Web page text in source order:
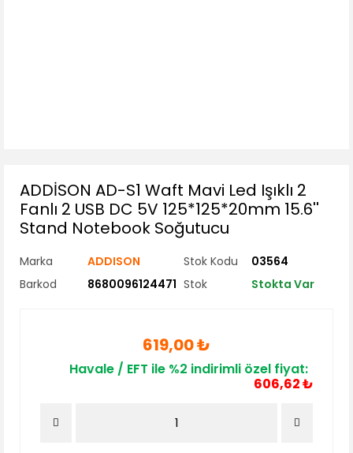
ADDİSON AD-S1 Waft Mavi Led Işıklı 2
Fanlı 2 USB DC 5V 125*125*20mm 15.6''
Stand Notebook Soğutucu
Marka ADDISON Stok Kodu
03564
Barkod
8680096124471 Stok Stokta Var
619,00 ₺
Havale / EFT ile %2 indirimli özel fiyat:
606,62 ₺